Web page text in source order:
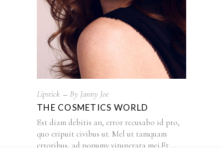
Lipstick By Janny Joe
THE COSMETICS WORLD
Est diam debitis an, error recusabo id pro,
quo eripuit civibus ut. Mel ut tamquam
erroribus, ad nonumy vituperata mei.Et